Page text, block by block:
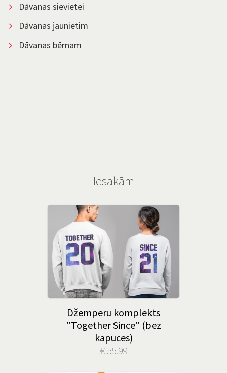
Dāvanas sievietei
Dāvanas jaunietim
Dāvanas bērnam
Iesakām
Džemperu komplekts
"Together Since" (bez
kapuces)
€ 55.99